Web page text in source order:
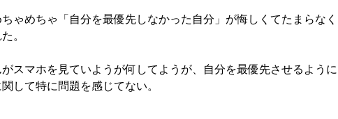
ゃめちゃ「自分を最優先しなかった自分」が悔しくてたまらなく
。
スマホを見ていようが何してようが、自分を最優先させるように
して特に問題を感じてない。